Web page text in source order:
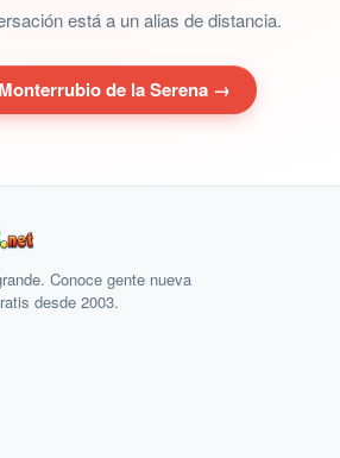
está a un alias de distancia.
de la Serena →
Conoce gente nueva
desde 2003.